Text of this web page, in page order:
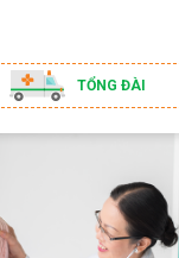
TỔNG ĐÀI